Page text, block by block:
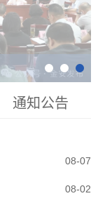
通知公告
08-07
08-02